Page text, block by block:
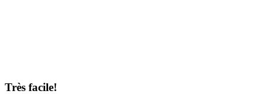
Très facile!